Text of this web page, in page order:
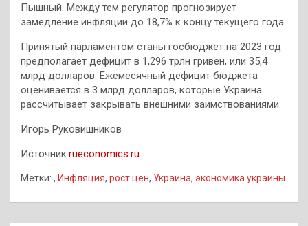
Пышный. Между тем регулятор прогнозирует
замедление инфляции до 18,7% к концу текущего года.
Принятый парламентом станы госбюджет на 2023 год
предполагает дефицит в 1,296 трлн гривен, или 35,4
млрд долларов. Ежемесячный дефицит бюджета
оценивается в 3 млрд долларов, которые Украина
рассчитывает закрывать внешними заимствованиями.
Игорь Руковишников
Источник:rueconomics.ru
Метки: , Инфляция, рост цен, Украина, экономика украины